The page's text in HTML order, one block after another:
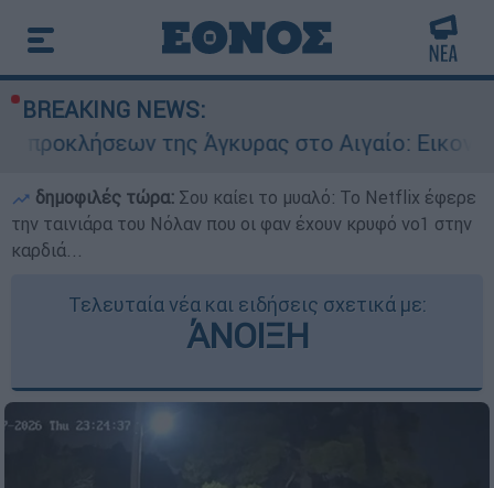
BREAKING NEWS:
Άγκυρας στο Αιγαίο: Εικονική αερομαχία
δημοφιλές τώρα: Σου καίει το μυαλό: Το Netflix έφερε
την ταινιάρα του Νόλαν που οι φαν έχουν κρυφό νο1 στην
καρδιά...
Τελευταία νέα και ειδήσεις σχετικά με:
ΆΝΟΙΞΗ